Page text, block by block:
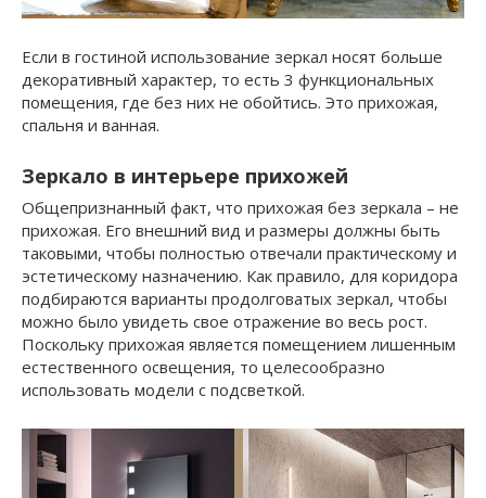
Если в гостиной использование зеркал носят больше
декоративный характер, то есть 3 функциональных
помещения, где без них не обойтись. Это прихожая,
спальня и ванная.
Зеркало в интерьере прихожей
Общепризнанный факт, что прихожая без зеркала – не
прихожая. Его внешний вид и размеры должны быть
таковыми, чтобы полностью отвечали практическому и
эстетическому назначению. Как правило, для коридора
подбираются варианты продолговатых зеркал, чтобы
можно было увидеть свое отражение во весь рост.
Поскольку прихожая является помещением лишенным
естественного освещения, то целесообразно
использовать модели с подсветкой.